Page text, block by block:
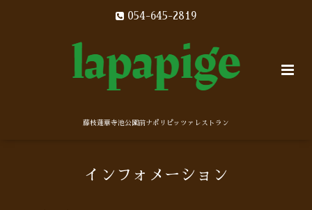
054-645-2819
藤枝蓮華寺池公園前ナポリピッツァレストラン
インフォメーション